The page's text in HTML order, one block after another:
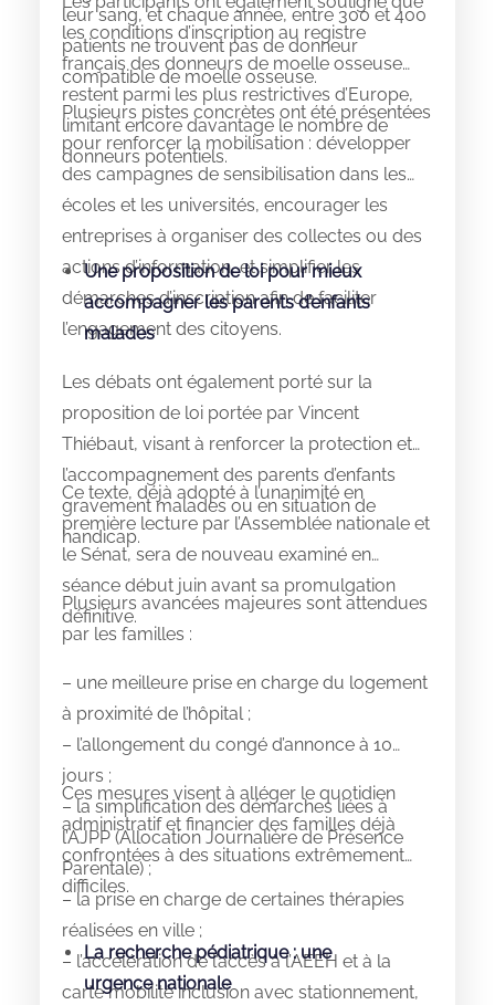
leur sang, et chaque année, entre 300 et 400
patients ne trouvent pas de donneur
compatible de moelle osseuse.
les conditions d’inscription au registre
français des donneurs de moelle osseuse
restent parmi les plus restrictives d’Europe,
limitant encore davantage le nombre de
donneurs potentiels.
Plusieurs pistes concrètes ont été présentées
pour renforcer la mobilisation : développer
des campagnes de sensibilisation dans les
écoles et les universités, encourager les
entreprises à organiser des collectes ou des
actions d’information, et simplifier les
démarches d’inscription afin de faciliter
l’engagement des citoyens.
Une proposition de loi pour mieux
accompagner les parents d’enfants
malades
Les débats ont également porté sur la
proposition de loi portée par Vincent
Thiébaut, visant à renforcer la protection et
l’accompagnement des parents d’enfants
gravement malades ou en situation de
handicap.
Ce texte, déjà adopté à l’unanimité en
première lecture par l’Assemblée nationale et
le Sénat, sera de nouveau examiné en
séance début juin avant sa promulgation
définitive.
Plusieurs avancées majeures sont attendues
par les familles :
– une meilleure prise en charge du logement
à proximité de l’hôpital ;
– l’allongement du congé d’annonce à 10
jours ;
– la simplification des démarches liées à
l’AJPP (Allocation Journalière de Présence
Parentale) ;
– la prise en charge de certaines thérapies
réalisées en ville ;
– l’accélération de l’accès à l’AEEH et à la
carte mobilité inclusion avec stationnement,
Ces mesures visent à alléger le quotidien
administratif et financier des familles déjà
confrontées à des situations extrêmement
difficiles.
La recherche pédiatrique : une
urgence nationale